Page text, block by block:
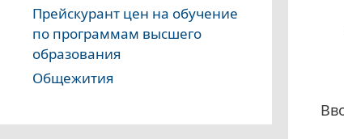
Прейскурант цен на обучение
по программам высшего
образования
Общежития